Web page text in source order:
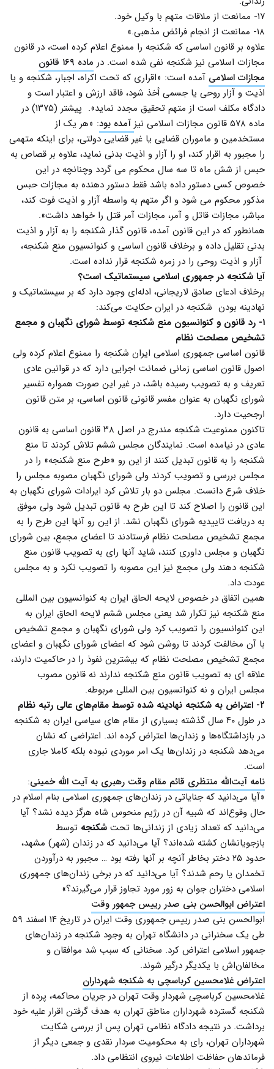
۱۷- ممانعت از ملاقات متهم با وکیل خود.
۱۸- ممانعت از انجام فرائض مذهبى.»
علاوه بر قانون اساسی که شکنجه را ممنوع اعلام کرده است، در قانون
مجازات اسلامی نیز شکنجه نفی شده است. در
ماده ۱۶۹ قانون
مجازات اسلامی آمده است: «اقراری که تحت اکراه، اجبار، شکنجه و یا
اذیت و آزار روحی یا جسمی أخذ شود، فاقد ارزش و اعتبار است و
دادگاه مکلف است از متهم تحقیق مجدد نماید». پیشتر (۱۳۷۵) در
ماده ۵۷۸ قانون مجازات اسلامی نیز
آمده بود: «هر یک از
مستخدمین و ماموران قضایی یا غیر قضایی دولتی، برای اینکه متهمی
را مجبور به اقرار کند،‌ او را آزار و اذیت بدنی نماید، علاوه بر قصاص به
حبس از شش ماه تا سه سال محکوم می گردد وچنانچه در این
خصوص کسی دستور داده باشد فقط دستور دهنده به مجازات حبس
مذکور محکوم می شود و اگر متهم به واسطه آزار و اذیت فوت کند،‌
مباشر، مجازات قاتل و آمر، مجازات آمر قتل را خواهد داشت».
همانطور که در این قانون آمده، قانون گذار شکنجه را به آزار و اذیت
بدنی تقلیل داده و برخلاف قانون اساسی و کنوانسیون منع شکنجه،
آزار و اذیت روحی را در زمره شکنجه قرار نداده است.
آیا شکنجه در جمهوری اسلامی سیستماتیک است؟
برخلاف ادعای صادق لاریجانی، ادله‌ای وجود دارد که بر سیستماتیک و
نهادینه بودن شکنجه در ایران حکایت می‌کند:
۱- رد قانون و کنوانسیون منع شکنجه توسط شورای نگهبان و مجمع
تشخیص مصلحت نظام
قانون اساسی جمهوری اسلامی ایران شکنجه را ممنوع اعلام کرده ولی
اصول قانون اساسی زمانی ضمانت اجرایی دارد که در قوانین عادی
تعریف و به تصویب رسیده باشد، در غیر این صورت همواره تفسیر
شورای نگهبان به عنوان مفسر قانونی قانون اساسی، بر متن قانون
ارجحیت دارد.
تاکنون ممنوعیت شکنجه مندرج در اصل ۳۸ قانون اساسی به قانون
عادی در نیامده است. نمایندگان مجلس ششم تلاش کردند تا منع
شکنجه را به قانون تبدیل کنند از این رو «طرح منع شکنجه» را در
مجلس بررسی و تصویب کردند ولی شورای نگهبان مصوبه مجلس را
خلاف شرع دانست. مجلس دو بار تلاش کرد ایرادات شورای نگهبان به
این قانون را اصلاح کند تا این طرح به قانون تبدیل شود ولی موفق
به دریافت تاییدیه شورای نگهبان نشد. از این رو آنها این طرح را به
مجمع تشخیص مصلحت نظام فرستادند تا اعضای مجمع، بین شورای
نگهبان و مجلس داوری کنند، شاید آنها رای به تصویب قانون منع
شکنجه دهند ولی مجمع نیز این مصوبه را تصویب نکرد و به مجلس
عودت داد.
همین اتفاق در خصوص لایحه الحاق ایران به کنوانسیون بین المللی
منع شکنجه نیز تکرار شد یعنی مجلس ششم لایحه الحاق ایران به
این کنوانسیون را تصویب کرد ولی شورای نگهبان و مجمع تشخیص
با آن مخالفت کردند تا روشن شود که اعضای شورای نگهبان و اعضای
مجمع تشخیص مصلحت نظام که بیشترین نفوذ را در حاکمیت دارند،
علاقه ای به تصویب قانون منع شکنجه ندارند نه قانون مصوب
مجلس ایران و نه کنوانسیون بین المللی مربوطه.
۲- اعتراض به شکنجه نهادینه شده توسط مقام‌های عالی رتبه نظام
در طول ۴۰ سال گذشته بسیاری از مقام های سیاسی ایران به شکنجه
در بازداشتگاه‌ها و زندان‌ها اعتراض کرده اند. اعتراضی که نشان
می‌دهد شکنجه در زندان‌ها یک امر موردی نبوده بلکه کاملا جاری
است.
نامه آیت‌الله منتظری قائم مقام وقت رهبری به آیت الله خمینی:
«آیا می‌دانید که جنایاتى در زندان‌هاى جمهورى اسلامى بنام اسلام در
حال وقوع‌اند که شبیه آن در رژیم منحوس شاه هرگز دیده نشد؟ آیا
می‌دانید که تعداد زیادى از زندانی‌ها تحت شکنجه توسط
بازجویانشان کشته شده‌اند؟ آیا می‌دانید که در زندان (شهر) مشهد،
حدود ۲۵ دختر بخاطر آنچه بر آنها رفته بود … مجبور به درآوردن
تخمدان یا رحم شدند؟ آیا می‌دانید که در برخى زندان‌هاى جمهورى
اسلامى دختران جوان به زور مورد تجاوز قرار می‌گیرند؟»
اعتراض ابوالحسن بنی صدر رییس جمهور وقت
ابوالحسن بنی صدر رییس جمهوری وقت ایران در تاریخ ۱۴ اسفند ۵۹
طی یک سخنرانی در دانشگاه تهران به وجود شکنجه در زندان‌های
جمهور اسلامی اعتراض کرد. سخنانی که سبب شد موافقان و
مخالفان‌اش با یکدیگر درگیر شوند.
اعتراض غلامحسین کرباسچی به شکنجه شهرداران
غلامحسین کرباسچی شهردار وقت تهران در جریان محاکمه، پرده از
شکنجه گسترده شهرداران مناطق تهران به هدف گرفتن اقرار علیه خود
برداشت. در نتیجه دادگاه نظامی تهران پس از بررسی شکایت
شهرداران تهران، رای به محکومیت سردار نقدی و جمعی دیگر از
فرماندهان حفاظت اطلاعات نیروی انتظامی داد.